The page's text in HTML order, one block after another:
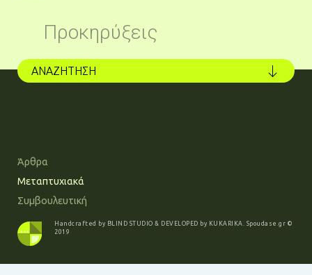
Προκηρύξεις
ΑΝΑΖΗΤΗΣΗ
Άρθρα
Μεταπτυχιακά
Συμβουλευτική
Handcrafted by BLIND STUDIO & DEVELOPED by KUKARIKA. Spoudase.gr ©
2019